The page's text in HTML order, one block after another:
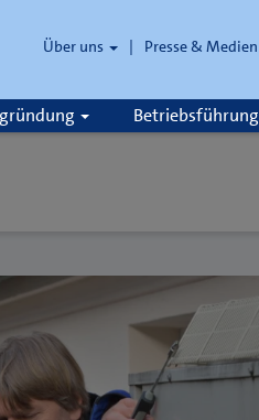
Über uns Presse & Medien
Betriebsführung